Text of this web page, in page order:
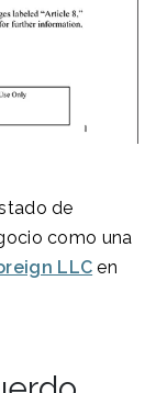
de
como una
LLC en